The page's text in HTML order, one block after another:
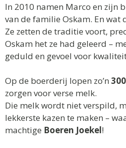
In 2010 namen Marco en zijn
van de familie Oskam. En wat
Ze zetten de traditie voort,
Oskam het ze had geleerd –
geduld en gevoel voor
Op de boerderij lopen zo’n
zorgen voor verse melk.
Die melk wordt niet verspild,
lekkerste kazen te maken –
machtige Boeren Joekel!